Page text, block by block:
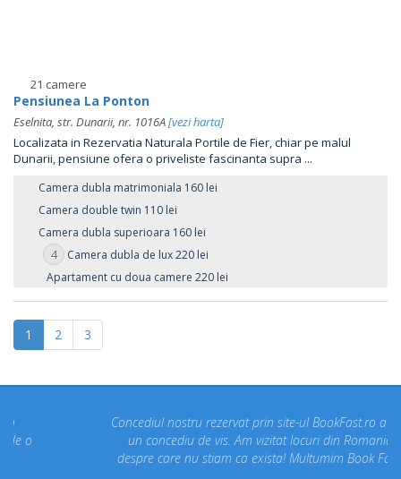
21 camere
Pensiunea La Ponton
Eselnita, str. Dunarii, nr. 1016A[vezi harta]
Localizata in Rezervatia Naturala Portile de Fier, chiar pe malul
Dunarii, pensiune ofera o priveliste fascinanta supra ...
Camera dubla matrimoniala 160 lei
Camera double twin 110 lei
Camera dubla superioara 160 lei
4
Camera dubla de lux 220 lei
Apartament cu doua camere 220 lei
1 2 3
Concediul nostru rezervat prin site-ul BookFast.ro a fost
un concediu de vis. Am vizitat locuri din Romania
despre care nu stiam ca exista! Multumim Book Fast!